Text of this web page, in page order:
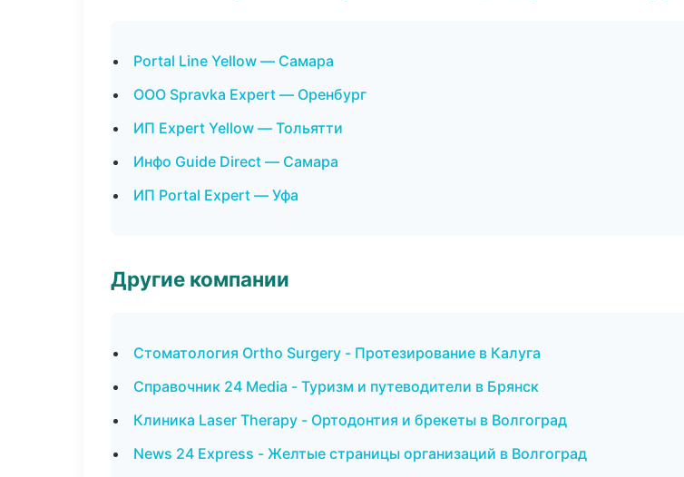
Portal Line Yellow — Самара
ООО Spravka Expert — Оренбург
ИП Expert Yellow — Тольятти
Инфо Guide Direct — Самара
ИП Portal Expert — Уфа
Другие компании
Стоматология Ortho Surgery - Протезирование в Калуга
Справочник 24 Media - Туризм и путеводители в Брянск
Клиника Laser Therapy - Ортодонтия и брекеты в Волгоград
News 24 Express - Желтые страницы организаций в Волгоград